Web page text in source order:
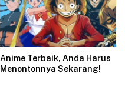
Anime Terbaik, Anda Harus
Menontonnya Sekarang!